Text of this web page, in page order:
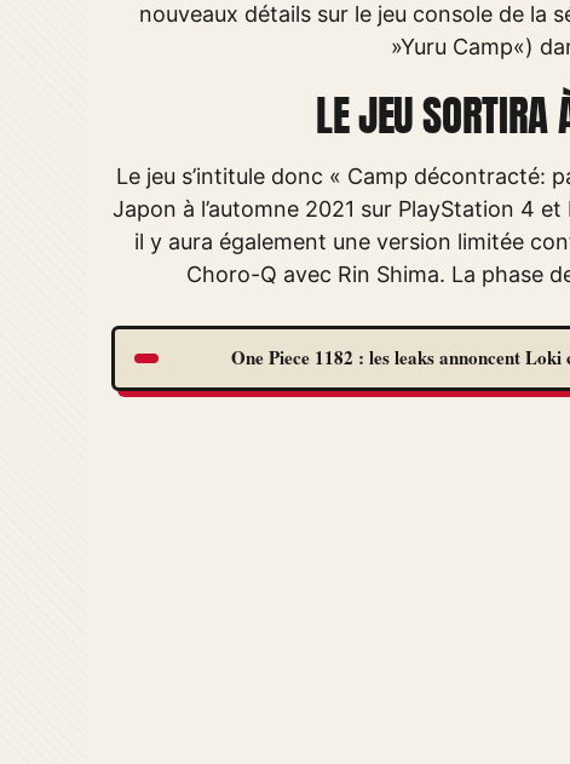
nouveaux détails sur le jeu console de la
»Yuru Camp«)
LE JEU
Le jeu s’intitule donc « Camp décontracté:
Japon à l’automne 2021 sur PlayStation 4
il y aura également une version limitée
Choro-Q avec Rin Shima. La phase
One Piece 1182 : les leaks annoncent